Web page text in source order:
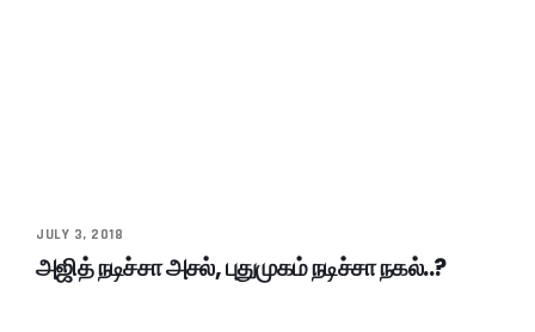
JULY 3, 2018
அஜித் நடிச்சா அசல், புதுமுகம் நடிச்சா நகல்..?